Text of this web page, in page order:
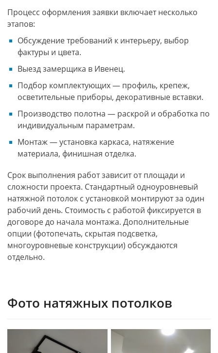
Процесс оформления заявки включает несколько
этапов:
Обсуждение требований к интерьеру, выбор
фактуры и цвета.
Выезд замерщика в Ивенец.
Подбор комплектующих — профиль, крепеж,
осветительные приборы, декоративные вставки.
Производство полотна — раскрой и обработка по
индивидуальным параметрам.
Монтаж — установка каркаса, натяжение
материала, финишная отделка.
Срок выполнения работ зависит от площади и
сложности проекта. Стандартный одноуровневый
натяжной потолок с установкой монтируют за один
рабочий день. Стоимость с работой фиксируется в
договоре до начала монтажа. Дополнительные
опции (фотопечать, скрытая подсветка,
многоуровневые конструкции) обсуждаются
отдельно.
Фото натяжных потолков